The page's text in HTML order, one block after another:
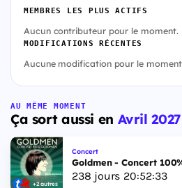
MEMBRES LES PLUS ACTIFS
Aucun contributeur pour le moment.
MODIFICATIONS RÉCENTES
Aucune modification pour le
AU MÊME MOMENT
Ça sort aussi en Avril 2027
+2 autres
Concert
Goldmen - Concert
238 jours 20:52:32